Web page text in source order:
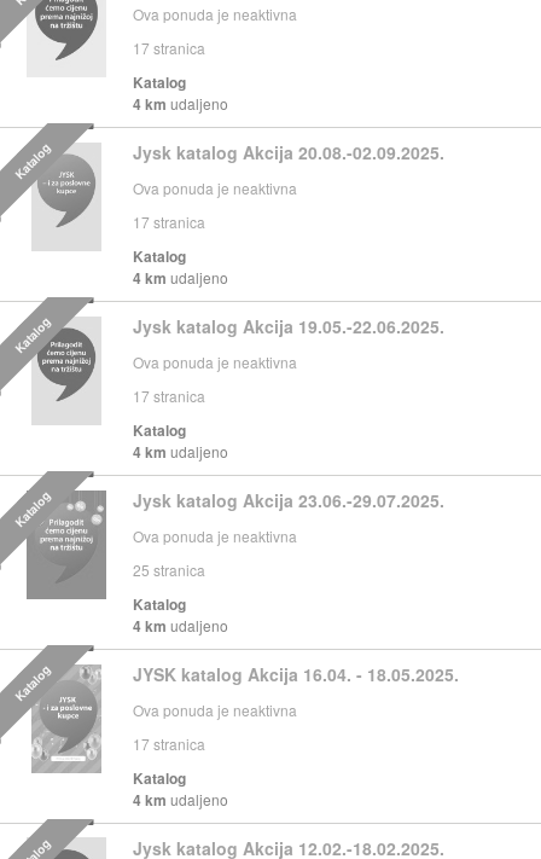
Ova ponuda je neaktivna
17 stranica
Katalog
4 km udaljeno
Jysk katalog Akcija 20.08.-02.09.2025.
Ova ponuda je neaktivna
17 stranica
Katalog
4 km udaljeno
Katalog
Jysk katalog Akcija 19.05.-22.06.2025.
Ova ponuda je neaktivna
17 stranica
Katalog
4 km udaljeno
Katalog
Jysk katalog Akcija 23.06.-29.07.2025.
Ova ponuda je neaktivna
25 stranica
Katalog
4 km udaljeno
Katalog
JYSK katalog Akcija 16.04. - 18.05.2025.
Ova ponuda je neaktivna
17 stranica
Katalog
4 km udaljeno
Katalog
Jysk katalog Akcija 12.02.-18.02.2025.